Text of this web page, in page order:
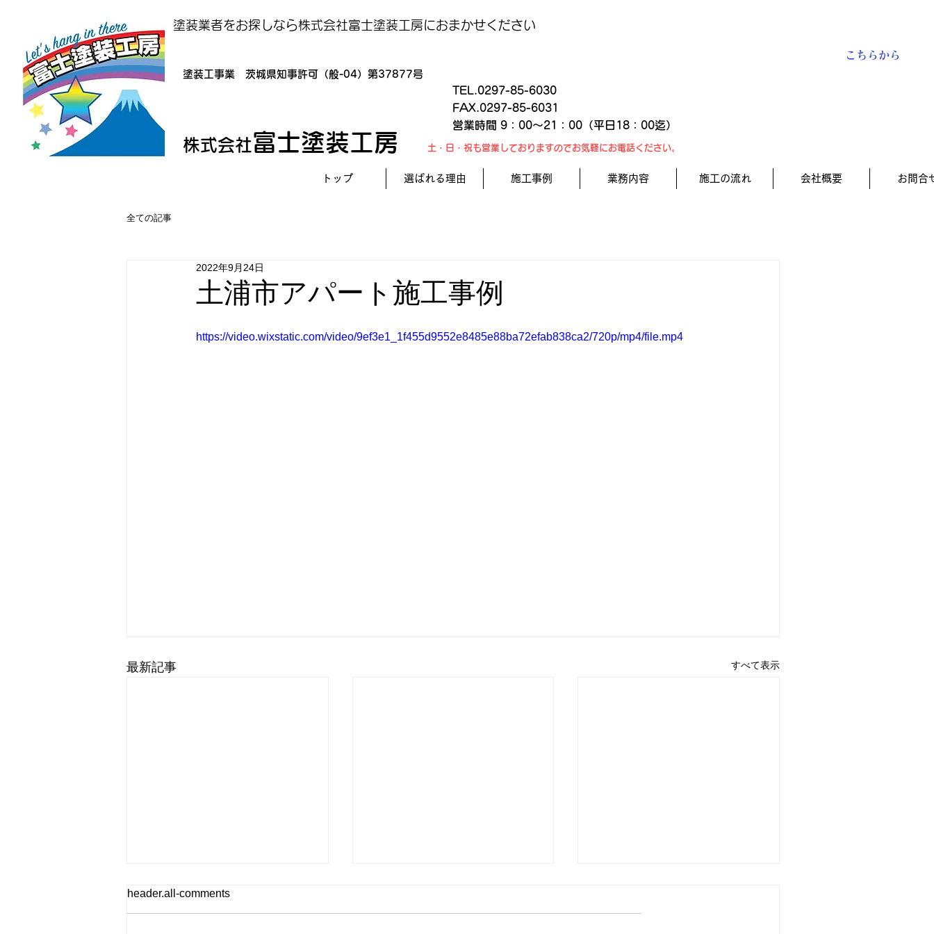
こちらから
塗装業者をお探しなら株式会社富士塗装工房におまかせください
塗装工事業 茨城県知事許可（般-04）第37877号
株式会社富士塗装工房
TEL.0297-85-6030
FAX.0297-85-6031
営業時間 9：00～21：00（平日18：00迄）
土・日・祝も営業しておりますのでお気軽にお電話ください。
トップ 選ばれる理由 施工事例 業務内容 施工の流れ 会社概要 お問合
全ての記事
土浦市アパート施工事例
2022年9月24日
https://video.wixstatic.com/video/9ef3e1_1f455d9552e8485e88ba72efab838ca2/720p/mp4/file.mp4
最新記事 すべて表示
header.all-comments